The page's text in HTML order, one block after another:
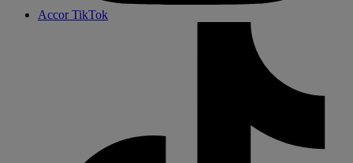
Accor TikTok